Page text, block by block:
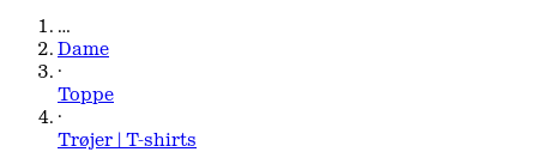
…
Dame
·
Toppe
·
Trøjer | T-shirts